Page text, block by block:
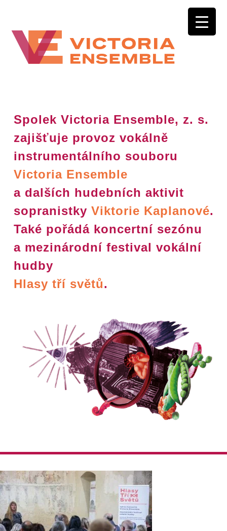
Spolek Victoria Ensemble, z. s.
zajišťuje provoz vokálně
instrumentálního souboru
Victoria Ensemble
a dalších hudebních aktivit
sopranistkyViktorie Kaplanové.
Také pořádá koncertní sezónu
a mezinárodní festival vokální
hudby
Hlasy tří světů.